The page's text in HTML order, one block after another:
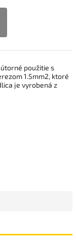
použitie s
1.5mm2, ktoré
je vyrobená z